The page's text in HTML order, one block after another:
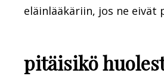
eläinlääkäriin, jos ne eivät
pitäisikö